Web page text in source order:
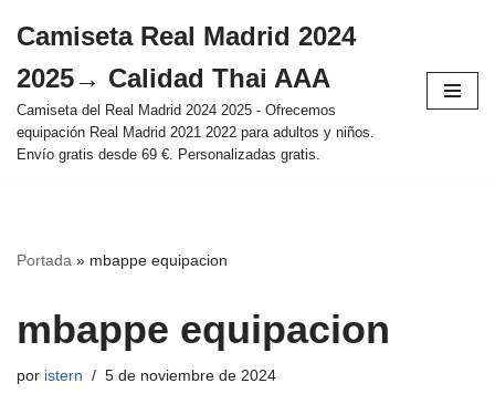
al
contenido
Camiseta Real Madrid 2024
2025→ Calidad Thai AAA
Camiseta del Real Madrid 2024 2025 - Ofrecemos
equipación Real Madrid 2021 2022 para adultos y niños.
Envío gratis desde 69 €. Personalizadas gratis.
Portada » mbappe equipacion
mbappe equipacion
por istern 5 de noviembre de 2024